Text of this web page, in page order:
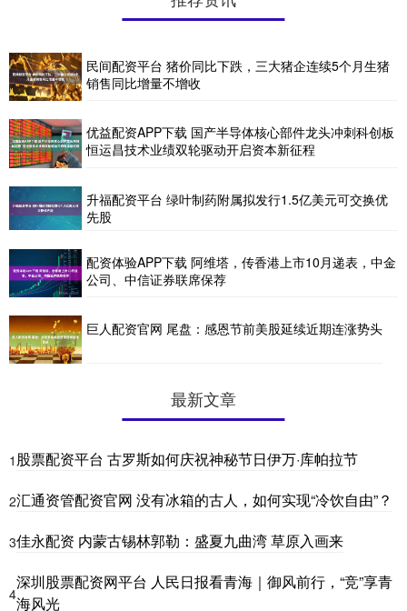
民间配资平台 猪价同比下跌，三大猪企连续5个月生猪
销售同比增量不增收
优益配资APP下载 国产半导体核心部件龙头冲刺科创板
恒运昌技术业绩双轮驱动开启资本新征程
升福配资平台 绿叶制药附属拟发行1.5亿美元可交换优
先股
配资体验APP下载 阿维塔，传香港上市10月递表，中金
公司、中信证券联席保荐
巨人配资官网 尾盘：感恩节前美股延续近期连涨势头
最新文章
1 股票配资平台 古罗斯如何庆祝神秘节日伊万·库帕拉节
2汇通资管配资官网 没有冰箱的古人，如何实现“冷饮自由”？
3佳永配资 内蒙古锡林郭勒：盛夏九曲湾 草原入画来
4
深圳股票配资网平台 人民日报看青海｜御风前行，“竞”享青
海风光